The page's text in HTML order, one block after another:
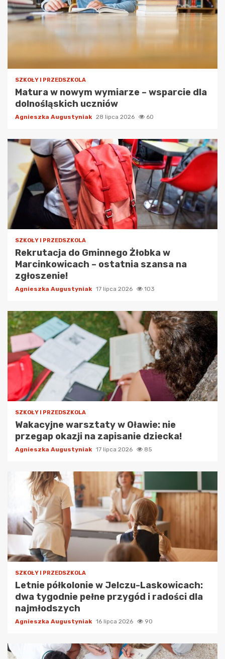
SZKOŁY I PRZEDSZKOLA
Matura w nowym wymiarze – wsparcie dla
dolnośląskich uczniów
Agnieszka Augustyniak 28 lipca 2026 60
SZKOŁY I PRZEDSZKOLA
Rekrutacja do Gminnego Żłobka w
Marcinkowicach – ostatnia szansa na
zgłoszenie!
Agnieszka Augustyniak 17 lipca 2026 103
SZKOŁY I PRZEDSZKOLA
Wakacyjne warsztaty w Oławie: nie
przegap okazji na zapisanie dziecka!
Agnieszka Augustyniak 17 lipca 2026 85
SZKOŁY I PRZEDSZKOLA
Letnie półkolonie w Jelczu-Laskowicach:
dwa tygodnie pełne przygód i radości dla
najmłodszych
Agnieszka Augustyniak 16 lipca 2026 90